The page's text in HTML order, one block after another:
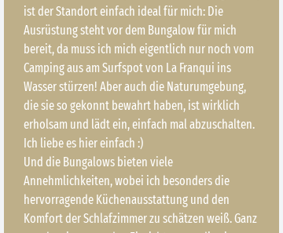
ist der Standort einfach ideal für mich: Die
Ausrüstung steht vor dem Bungalow für mich
bereit, da muss ich mich eigentlich nur noch vom
Camping aus am Surfspot von La Franqui ins
Wasser stürzen! Aber auch die Naturumgebung,
die sie so gekonnt bewahrt haben, ist wirklich
erholsam und lädt ein, einfach mal abzuschalten.
Ich liebe es hier einfach :)
Und die Bungalows bieten viele
Annehmlichkeiten, wobei ich besonders die
hervorragende Küchenausstattung und den
Komfort der Schlafzimmer zu schätzen weiß. Ganz